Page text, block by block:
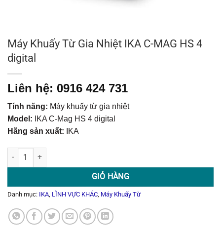
Máy Khuấy Từ Gia Nhiệt IKA C-MAG HS 4
digital
Liên hệ: 0916 424 731
Tính năng: Máy khuấy từ gia nhiệt
Model:
IKA C-Mag HS 4 digital
Hãng sản xuất:
IKA
Máy Khuấy Từ Gia Nhiệt IKA C-MAG HS 4 digital số lượng
GIỎ HÀNG
Danh mục: IKA LĨNH VỰC KHÁC Máy Khuấy Từ